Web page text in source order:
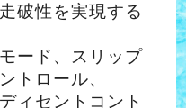
破性を実現する
ード、スリップ
トロール、
ィセントコント